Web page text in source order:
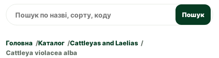
Пошук
Головна Каталог
Cattleyas and Laelias
Cattleya violacea alba